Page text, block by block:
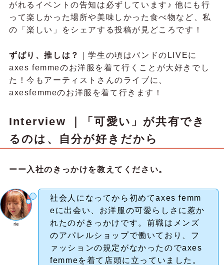
がれるイベントの告知は必ずしています♪ 他にも行
って楽しかった場所や美味しかった食べ物など、私
の「楽しい」をシェアする投稿が見どころです！
ずばり、推しは？
｜学生の頃はバンドのLIVEに
axes femmeのお洋服を着て行くことが大好きでし
た！今もアーティストさんのライブに、
axesfemmeのお洋服を着て行きます！
Interview ｜「可愛い」が共有でき
るのは、自分が好きだから
ーー入社のきっかけを教えてください。
rie
社会人になってから初めてaxes femm
eに出会い、お洋服の可愛らしさに惹か
れたのがきっかけです。前職はメンズ
のアパレルショップで働いており、フ
ァッションの規定がなかったのでaxes
femmeを着て店頭に立っていました。